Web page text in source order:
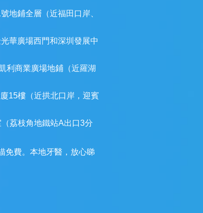
地鋪全層（近福田口岸、
華廣場西門和深圳發展中
利商業廣場地鋪（近羅湖
15樓（近拱北口岸，迎賓
荔枝角地鐵站A出口3分
免費。本地牙醫，放心睇